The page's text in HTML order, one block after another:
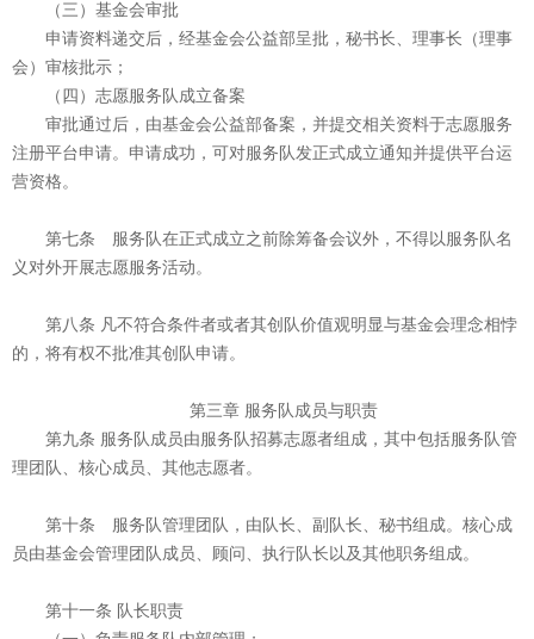
（三）基金会审批
申请资料递交后，经基金会公益部呈批，秘书长、理事长（理事
会）审核批示；
（四）志愿服务队成立备案
审批通过后，由基金会公益部备案，并提交相关资料于志愿服务
注册平台申请。申请成功，可对服务队发正式成立通知并提供平台运
营资格。
第七条 服务队在正式成立之前除筹备会议外，不得以服务队名
义对外开展志愿服务活动。
第八条 凡不符合条件者或者其创队价值观明显与基金会理念相悖
的，将有权不批准其创队申请。
第三章 服务队成员与职责
第九条 服务队成员由服务队招募志愿者组成，其中包括服务队管
理团队、核心成员、其他志愿者。
第十条 服务队管理团队，由队长、副队长、秘书组成。核心成
员由基金会管理团队成员、顾问、执行队长以及其他职务组成。
第十一条 队长职责